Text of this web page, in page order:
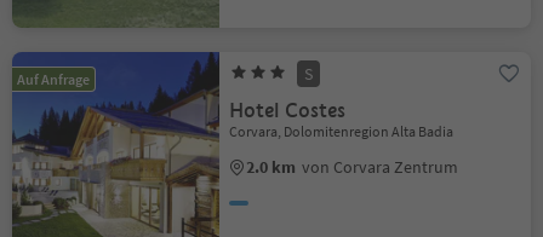
Auf Anfrage S
Hotel Costes
Corvara, Dolomitenregion Alta Badia
2.0 km von Corvara Zentrum